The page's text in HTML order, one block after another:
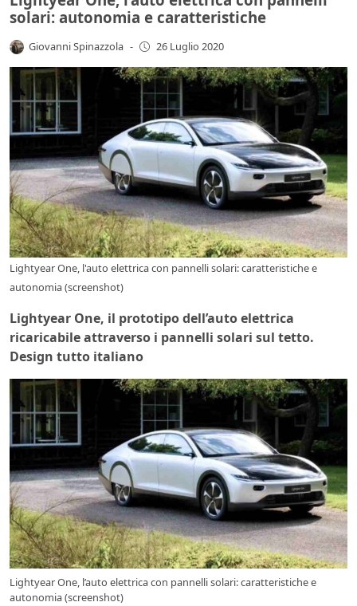
solari: autonomia e caratteristiche
Giovanni Spinazzola - 26 Luglio 2020
Lightyear One, l'auto elettrica con pannelli solari: caratteristiche e
autonomia (screenshot)
Lightyear One, il prototipo dell’auto elettrica
ricaricabile attraverso i pannelli solari sul tetto.
Design tutto italiano
Lightyear One, l’auto elettrica con pannelli solari: caratteristiche e
autonomia (screenshot)